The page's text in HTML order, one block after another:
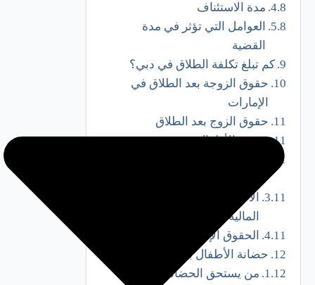
مدة الاستئناف
العوامل التي تؤثر في مدة
القضية
كم تبلغ تكلفة الطلاق في دبي؟
حقوق الزوجة بعد الطلاق في
الإمارات
حقوق الزوج بعد الطلاق
رؤية الأطفال
الاعتراض على المطالبات
المالية
الحقوق الإجرائية
حضانة الأطفال بعد الطلاق
من يستحق الحضانة؟